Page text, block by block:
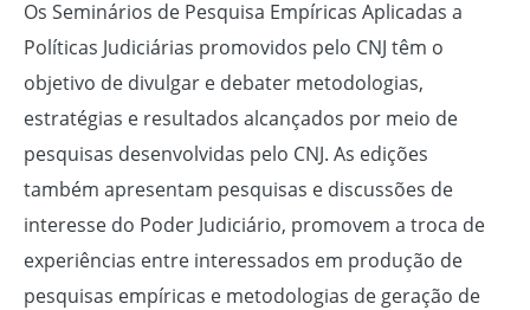
Os Seminários de Pesquisa Empíricas Aplicadas a
Políticas Judiciárias promovidos pelo CNJ têm o
objetivo de divulgar e debater metodologias,
estratégias e resultados alcançados por meio de
pesquisas desenvolvidas pelo CNJ. As edições
também apresentam pesquisas e discussões de
interesse do Poder Judiciário, promovem a troca de
experiências entre interessados em produção de
pesquisas empíricas e metodologias de geração de